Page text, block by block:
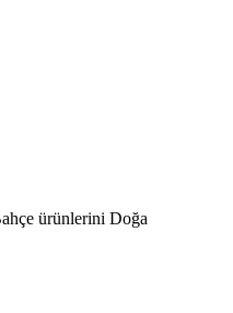
ürünlerini Doğa